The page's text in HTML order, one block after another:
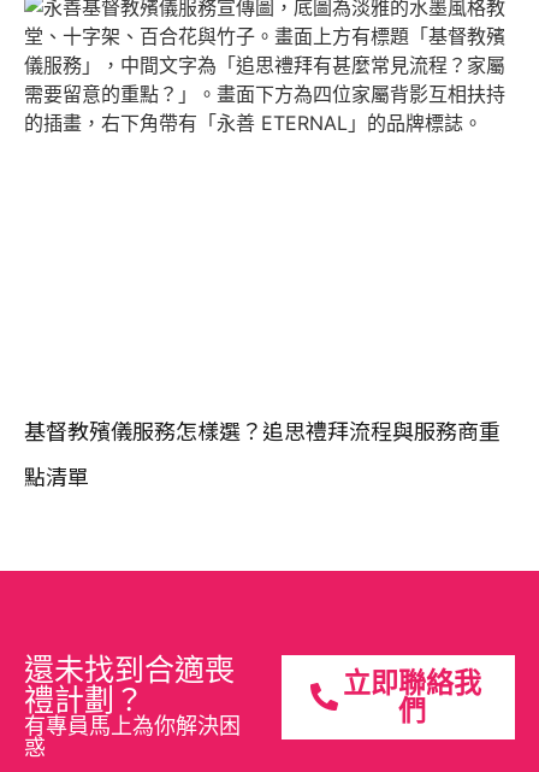
基督教殯儀服務怎樣選？追思禮拜流程與服務商重
點清單
還未找到合適喪
禮計劃？
有專員馬上為你解決困
惑
立即聯絡我
們